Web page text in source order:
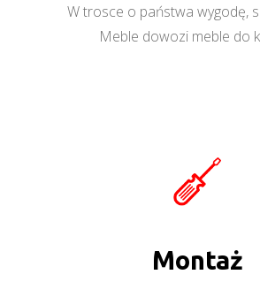
W trosce o państwa wygodę,
Meble dowozi meble do
Montaż